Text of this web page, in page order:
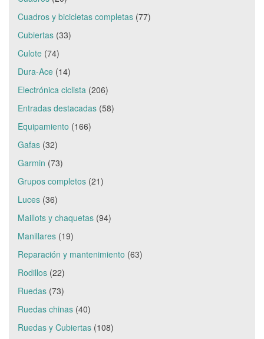
Cuadros y bicicletas completas (77)
Cubiertas (33)
Culote (74)
Dura-Ace (14)
Electrónica ciclista (206)
Entradas destacadas (58)
Equipamiento (166)
Gafas (32)
Garmin (73)
Grupos completos (21)
Luces (36)
Maillots y chaquetas (94)
Manillares (19)
Reparación y mantenimiento (63)
Rodillos (22)
Ruedas (73)
Ruedas chinas (40)
Ruedas y Cubiertas (108)